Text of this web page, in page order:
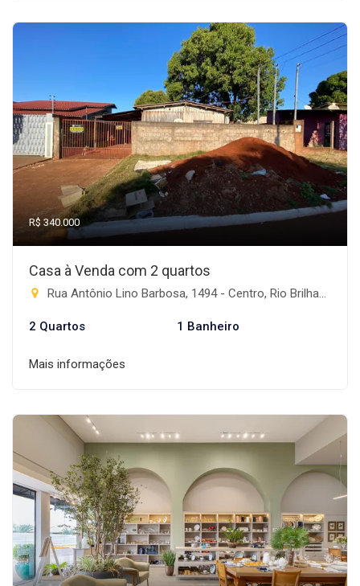
R$ 340.000
Casa à Venda com 2 quartos
Rua Antônio Lino Barbosa, 1494 - Centro, Rio Brilhante-MS
2 Quartos 1 Banheiro
Mais informações